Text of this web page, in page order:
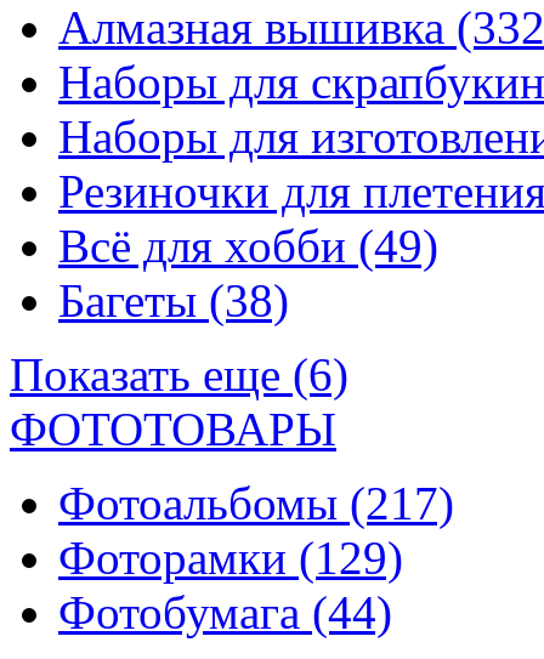
Алмазная вышивка
Наборы для
Наборы для
Резиночки для
Всё для хобби (49)
Багеты (38)
Показать еще (6)
ФОТОТОВАРЫ
Фотоальбомы (217)
Фоторамки (129)
Фотобумага (44)